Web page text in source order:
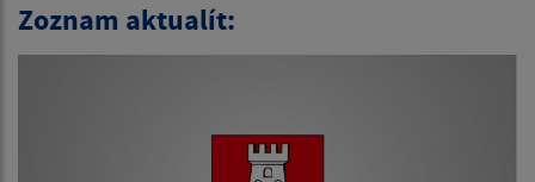
Zoznam aktualít: